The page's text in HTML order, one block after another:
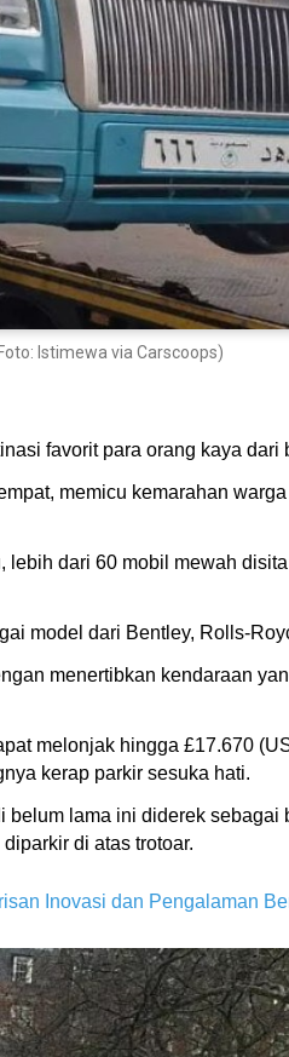
Istimewa via Carscoops)
favorit para orang kaya dari
memicu kemarahan
lebih dari 60 mobil mewah
model dari Bentley, Rolls-
menertibkan kendaraan
melonjak hingga £17.670
kerap parkir sesuka hati.
lama ini diderek
di atas trotoar.
Inovasi dan Pengalaman